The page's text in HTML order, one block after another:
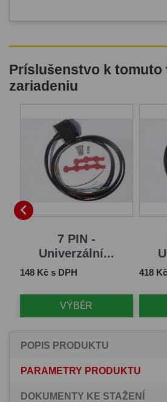
Príslušenstvo k tomuto
zariadeniu

7 PIN -
Univerzální...
Cena
148 Kč s DPH
VÝBĚR
Cena
418
POPIS PRODUKTU
PARAMETRY PRODUKTU
DOKUMENTY KE STAŽENÍ